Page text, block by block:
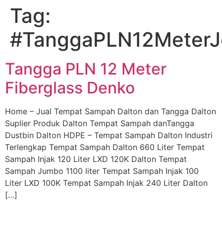
Skip
content
Tag:
Tangga PLN 12 Meter
Fiberglass Denko
Home – Jual Tempat Sampah Dalton dan Tangga Dalton
Suplier Produk Dalton Tempat Sampah danTangga
Dustbin Dalton HDPE – Tempat Sampah Dalton Industri
Terlengkap Tempat Sampah Dalton 660 Liter Tempat
Sampah Injak 120 Liter LXD 120K Dalton Tempat
Sampah Jumbo 1100 liter Tempat Sampah Injak 100
Liter LXD 100K Tempat Sampah Injak 240 Liter Dalton
[…]